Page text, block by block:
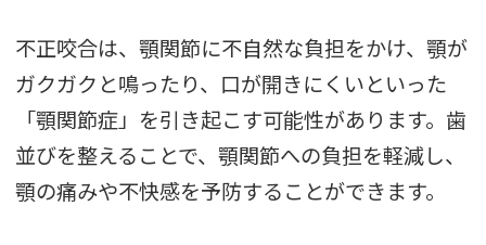
不正咬合は、顎関節に不自然な負担をかけ、顎が
ガクガクと鳴ったり、口が開きにくいといった
「顎関節症」を引き起こす可能性があります。歯
並びを整えることで、顎関節への負担を軽減し、
顎の痛みや不快感を予防することができます。